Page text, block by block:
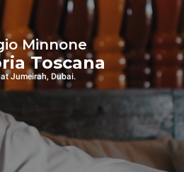
Minnone
Toscana
Jumeirah, Dubai.